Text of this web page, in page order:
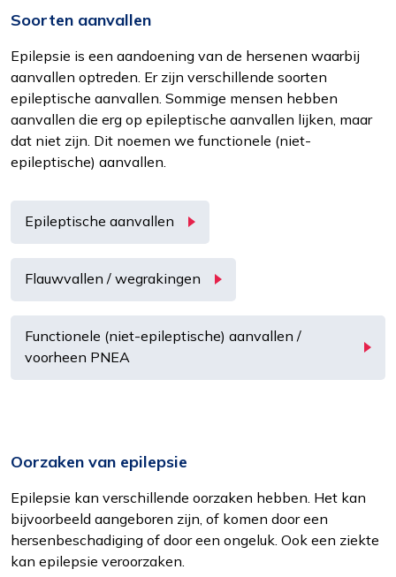
Functioneel
Alleen de cookies plaatsen die nodig zijn om
de inhoud van de website goed te kunnen
bekijken.
zien of wij de juiste doelgroep bereiken.
Interesses
Om het gebruik van de website af te
stemmen op uw wensen en interesses.
Soorten aanvallen
Epilepsie is een aandoening van de hersenen waarbij
aanvallen optreden. Er zijn verschillende soorten
epileptische aanvallen. Sommige mensen hebben
aanvallen die erg op epileptische aanvallen lijken, maar
dat niet zijn. Dit noemen we functionele (niet-
epileptische) aanvallen.
Epileptische aanvallen
Flauwvallen / wegrakingen
Functionele (niet-epileptische) aanvallen /
voorheen PNEA
Oorzaken van epilepsie
Epilepsie kan verschillende oorzaken hebben. Het kan
bijvoorbeeld aangeboren zijn, of komen door een
hersenbeschadiging of door een ongeluk. Ook een ziekte
kan epilepsie veroorzaken.